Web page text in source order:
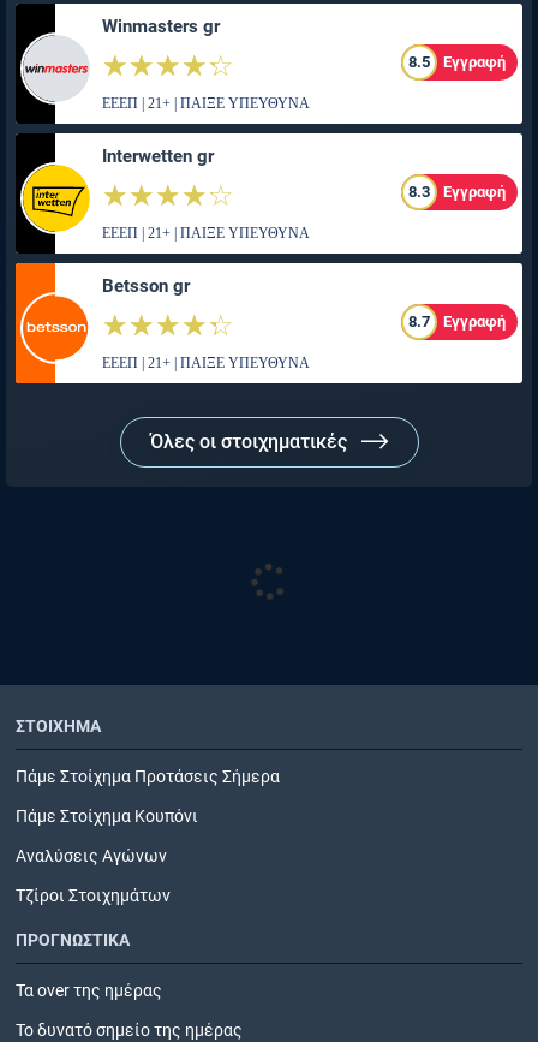
Winmasters gr
☆☆☆☆☆
★★★★★ 8.5 Εγγραφή
ΕΕΕΠ | 21+ | ΠΑΙΞΕ ΥΠΕΥΘΥΝΑ
Interwetten gr
☆☆☆☆☆
★★★★★ 8.3 Εγγραφή
ΕΕΕΠ | 21+ | ΠΑΙΞΕ ΥΠΕΥΘΥΝΑ
Betsson gr
☆☆☆☆☆
★★★★★ 8.7 Εγγραφή
ΕΕΕΠ | 21+ | ΠΑΙΞΕ ΥΠΕΥΘΥΝΑ
Όλες οι στοιχηματικές
ΣΤΟΙΧΗΜΑ
Πάμε Στοίχημα Προτάσεις Σήμερα
Πάμε Στοίχημα Κουπόνι
Αναλύσεις Αγώνων
Τζίροι Στοιχημάτων
ΠΡΟΓΝΩΣΤΙΚΑ
Τα over της ημέρας
Το δυνατό σημείο της ημέρας